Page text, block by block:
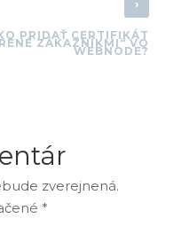
›
PRIDAŤ CERTIFIKÁT
ZÁKAZNÍKMI“ VO
WEBNODE?
zverejnená.
*